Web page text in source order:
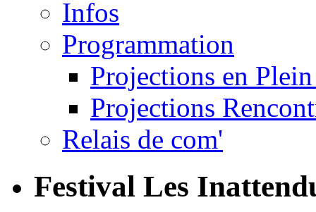
Infos
Programmation
Projections en
Projections
Relais de com'
Festival Les